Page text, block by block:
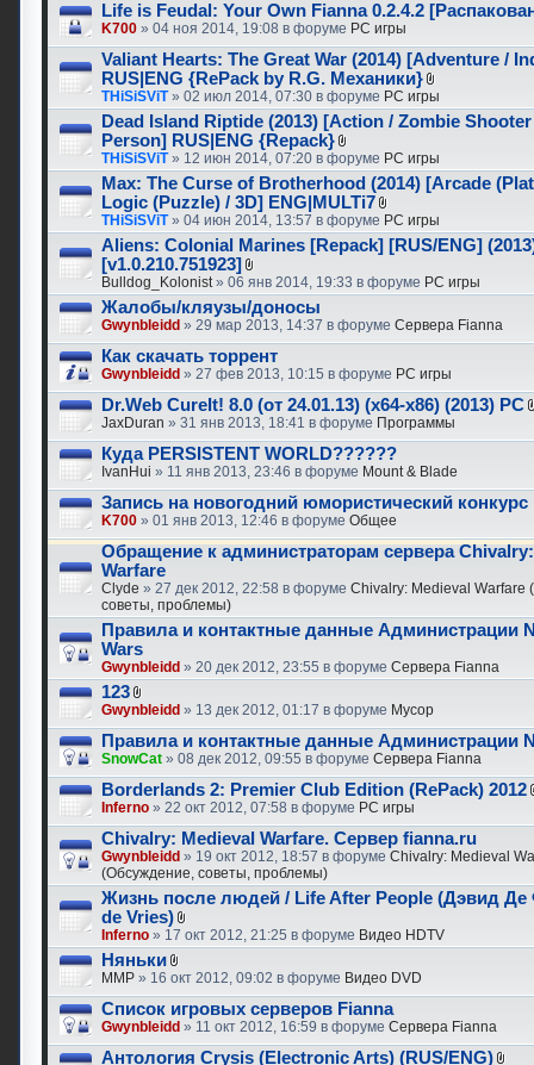
Life is Feudal: Your Own Fianna 0.2.4.2
K700 » 04 ноя 2014, 19:08 в форуме PC игры
Valiant Hearts: The Great War (2014) [Adventure /
RUS|ENG {RePack by R.G. Механики}
THiSiSViT» 02 июл 2014, 07:30 в форуме PC игры
Dead Island Riptide (2013) [Action / Zombie
Person] RUS|ENG {Repack}
THiSiSViT» 12 июн 2014, 07:20 в форуме PC игры
Max: The Curse of Brotherhood (2014) [Arcade
Logic (Puzzle) / 3D] ENG|MULTi7
THiSiSViT» 04 июн 2014, 13:57 в форуме PC игры
Aliens: Colonial Marines [Repack] [RUS/ENG]
[v1.0.210.751923]
Bulldog_Kolonist» 06 янв 2014, 19:33 в форуме PC игры
Жалобы/кляузы/доносы
Gwynbleidd » 29 мар 2013, 14:37 в форуме Сервера Fianna
Как скачать торрент
Gwynbleidd » 27 фев 2013, 10:15 в форуме PC игры
Dr.Web CureIt! 8.0 (от 24.01.13) (x64-x86) (2013) PC
JaxDuran » 31 янв 2013, 18:41 в форуме Программы
Куда PERSISTENT WORLD??????
IvanHui » 11 янв 2013, 23:46 в форуме Mount & Blade
Запись на новогодний юмористический конкурс
K700 » 01 янв 2013, 12:46 в форуме Общее
Обращение к администраторам сервера
Warfare
Clyde » 27 дек 2012, 22:58 в форуме Chivalry: Medieval Warfare
советы, проблемы)
Правила и контактные данные Администрации
Wars
Gwynbleidd » 20 дек 2012, 23:55 в форуме Сервера Fianna
123
Gwynbleidd » 13 дек 2012, 01:17 в форуме Мусор
Правила и контактные данные Администрации
SnowCat » 08 дек 2012, 09:55 в форуме Сервера Fianna
Borderlands 2: Premier Club Edition (RePack) 2012
Inferno » 22 окт 2012, 07:58 в форуме PC игры
Chivalry: Medieval Warfare. Сервер fianna.ru
Gwynbleidd » 19 окт 2012, 18:57 в форуме Chivalry: Medieval
(Обсуждение, советы, проблемы)
Жизнь после людей / Life After People (Дэвид Де
de Vries)
Inferno » 17 окт 2012, 21:25 в форуме Видео HDTV
Няньки
MMP » 16 окт 2012, 09:02 в форуме Видео DVD
Список игровых серверов Fianna
Gwynbleidd » 11 окт 2012, 16:59 в форуме Сервера Fianna
Антология Crysis (Electronic Arts) (RUS/ENG)